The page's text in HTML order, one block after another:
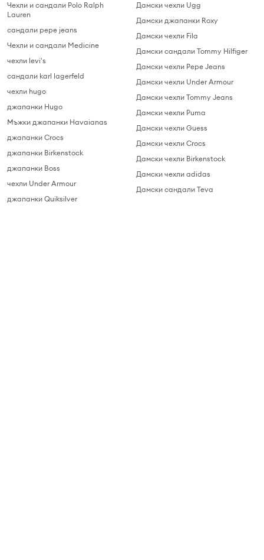
Чехли и сандали Polo Ralph
Lauren
сандали pepe jeans
Чехли и сандали Medicine
чехли levi's
сандали karl lagerfeld
чехли hugo
джапанки Hugo
Мъжки джапанки Havaianas
джапанки Crocs
джапанки Birkenstock
джапанки Boss
чехли Under Armour
джапанки Quiksilver
Дамски чехли Ugg
Дамски джапанки Roxy
Дамски чехли Fila
Дамски сандали Tommy Hilfiger
Дамски чехли Pepe Jeans
Дамски чехли Under Armour
Дамски чехли Tommy Jeans
Дамски чехли Puma
Дамски чехли Guess
Дамски чехли Crocs
Дамски чехли Birkenstock
Дамски чехли adidas
Дамски сандали Teva